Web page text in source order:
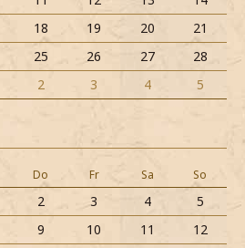
18 19 20
21
25 26 27
28
2 3 4 5
Do Fr Sa So
2 3 4
5
9 10 11
12